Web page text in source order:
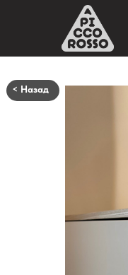
< Назад